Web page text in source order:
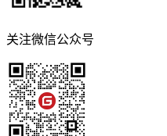
关注微信公众号